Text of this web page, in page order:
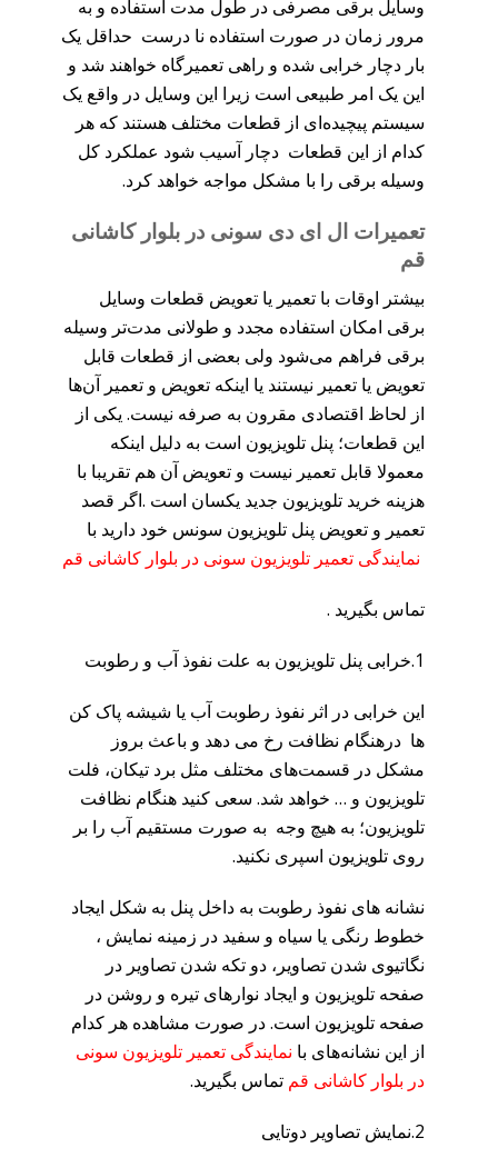
وسایل برقی مصرفی در طول مدت استفاده و به
مرور زمان‌ در صورت استفاده نا درست حداقل یک
بار دچار خرابی شده و راهی تعمیرگاه خواهند شد و
این یک امر طبیعی است زیرا این وسایل در واقع یک
سیستم پیچیده‌ای از قطعات مختلف هستند که هر
کدام از این قطعات دچار آسیب شود عملکرد کل
وسیله برقی را با مشکل مواجه خواهد کرد.
تعمیرات ال ای دی سونی در بلوار کاشانی
قم
بیشتر اوقات با تعمیر یا تعویض قطعات وسایل
برقی امکان استفاده مجدد و طولانی مدت‌تر وسیله
برقی فراهم می‌شود ولی بعضی از قطعات قابل
تعویض یا تعمیر نیستند یا اینکه تعویض و تعمیر آن‌ها
از لحاظ اقتصادی مقرون به صرفه نیست. یکی از
این قطعات؛ پنل تلویزیون است به دلیل اینکه
معمولا قابل تعمیر نیست و تعویض آن هم تقریبا با
هزینه خرید تلویزیون جدید یکسان است .اگر قصد
تعمیر و تعویض پنل تلویزیون سونس خود دارید با
نمایندگی تعمیر تلویزیون سونی در بلوار کاشانی قم
تماس بگیرید .
1.خرابی پنل تلویزیون به علت نفوذ آب و رطوبت
این خرابی در اثر نفوذ رطوبت آب یا شیشه‌ پاک کن
ها درهنگام نظافت رخ می دهد و باعث بروز
مشکل در قسمت‌های مختلف مثل برد تیکان، فلت
تلویزیون و … خواهد شد. سعی کنید هنگام نظافت
تلویزیون؛ به هیچ وجه به صورت مستقیم آب را بر
روی تلویزیون اسپری نکنید.
نشانه های نفوذ رطوبت به داخل پنل به شکل ایجاد
خطوط رنگی یا سیاه و سفید در زمینه نمایش ،
نگاتیوی شدن تصاویر، دو تکه شدن تصاویر در
صفحه تلویزیون و ایجاد نوارهای تیره و روشن در
صفحه تلویزیون است. در صورت مشاهده هر کدام
از این نشانه‌های با نمایندگی تعمیر تلویزیون سونی
در بلوار کاشانی قم تماس بگیرید.
2.نمایش تصاویر دوتایی